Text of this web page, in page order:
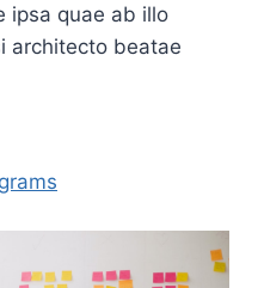
ipsa quae ab illo
architecto beatae